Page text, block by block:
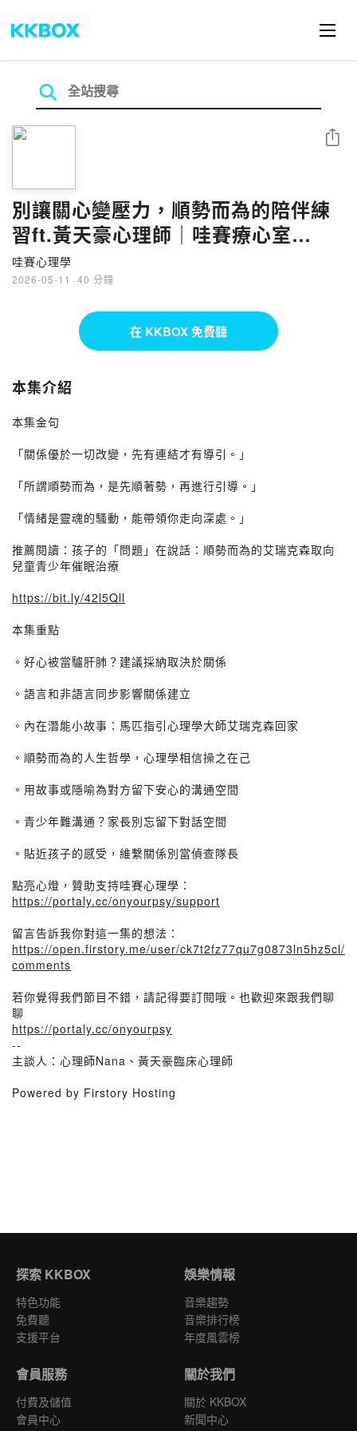
別讓關心變壓力，順勢而為的陪伴練
習ft.黃天豪心理師｜哇賽療心室
ep156
哇賽心理學
2026-05-11 · 40 分鐘
分享
在 KKBOX 免費聽
本集介紹
本集金句
「關係優於一切改變，先有連結才有導引。」
「所謂順勢而為，是先順著勢，再進行引導。」
「情緒是靈魂的騷動，能帶領你走向深處。」
推薦閱讀：孩子的「問題」在說話：順勢而為的艾瑞克森取向
兒童青少年催眠治療
https://bit.ly/42l5Qll
本集重點
。好心被當驢肝肺？建議採納取決於關係
。語言和非語言同步影響關係建立
。內在潛能小故事：馬匹指引心理學大師艾瑞克森回家
。順勢而為的人生哲學，心理學相信操之在己
。用故事或隱喻為對方留下安心的溝通空間
。青少年難溝通？家長別忘留下對話空間
。貼近孩子的感受，維繫關係別當偵查隊長
點亮心燈，贊助支持哇賽心理學：
https://portaly.cc/onyourpsy/support
留言告訴我你對這一集的想法：
https://open.firstory.me/user/ck7t2fz77qu7g0873ln5hz5cl/
comments
若你覺得我們節目不錯，請記得要訂閱哦。也歡迎來跟我們聊
聊
https://portaly.cc/onyourpsy
--
主談人：心理師Nana、黃天豪臨床心理師
Powered by Firstory Hosting
探索 KKBOX
特色功能
免費聽
支援平台
娛樂情報
音樂趨勢
音樂排行榜
年度風雲榜
會員服務
付費及儲值
會員中心
關於我們
關於 KKBOX
新聞中心